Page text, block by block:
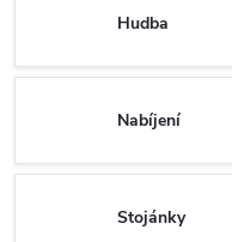
Hudba
Nabíjení
Stojánky